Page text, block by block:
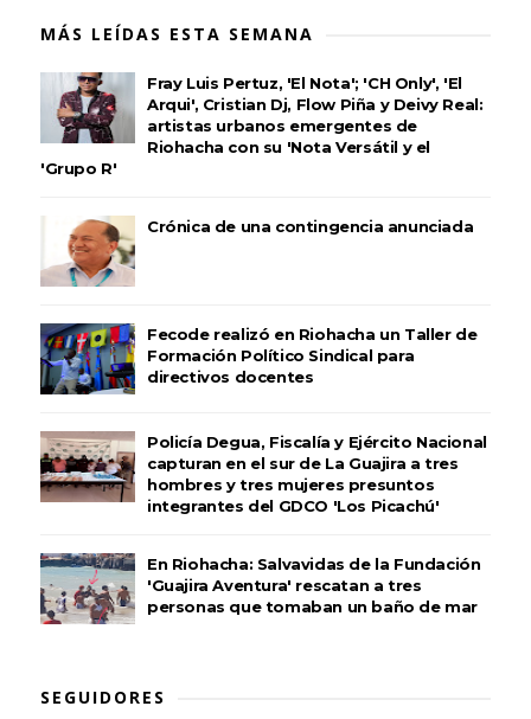
MÁS LEÍDAS ESTA SEMANA
Fray Luis Pertuz, 'El Nota'; 'CH Only', 'El
Arqui', Cristian Dj, Flow Piña y Deivy Real:
artistas urbanos emergentes de
Riohacha con su 'Nota Versátil y el
'Grupo R'
Crónica de una contingencia anunciada
Fecode realizó en Riohacha un Taller de
Formación Político Sindical para
directivos docentes
Policía Degua, Fiscalía y Ejército Nacional
capturan en el sur de La Guajira a tres
hombres y tres mujeres presuntos
integrantes del GDCO 'Los Picachú'
En Riohacha: Salvavidas de la Fundación
'Guajira Aventura' rescatan a tres
personas que tomaban un baño de mar
SEGUIDORES